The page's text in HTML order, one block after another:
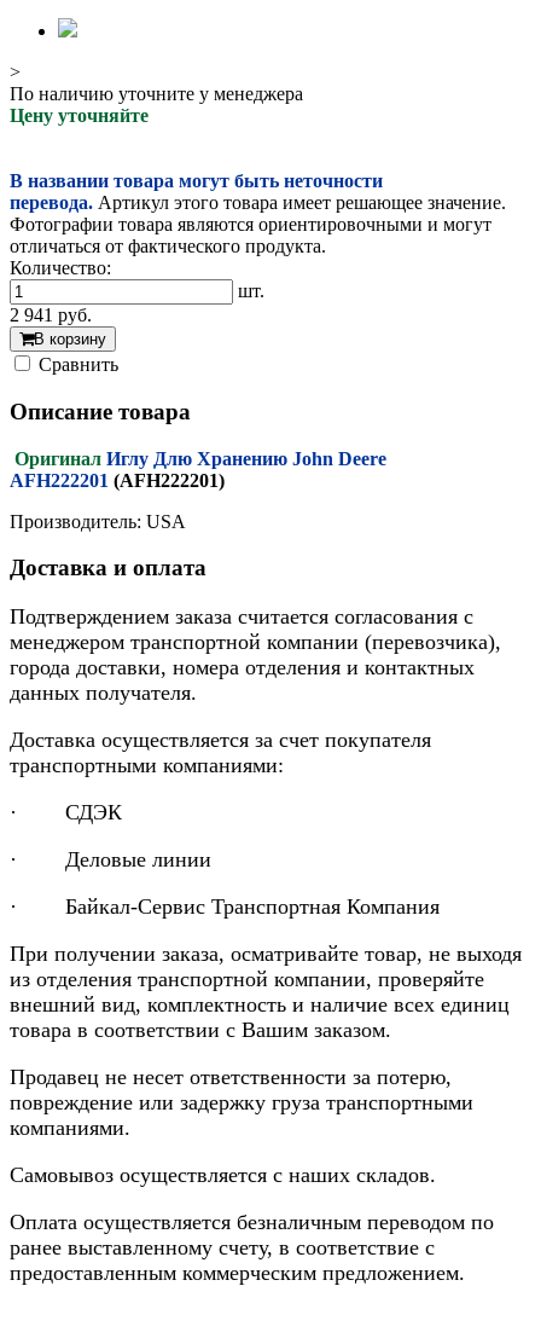
>
По наличию уточните у менеджера
Цену уточняйте
В названии товара могут быть неточности
перевода. Артикул этого товара имеет решающее значение.
Фотографии товара являются ориентировочными и могут
отличаться от фактического продукта.
Количество:
шт.
2 941 руб.
В корзину
Cравнить
Описание товара
Оригинал Иглу Длю Хранению John Deere
AFH222201 (AFH222201)
Производитель: USA
Доставка и оплата
Подтверждением заказа считается согласования с
менеджером транспортной компании (перевозчика),
города доставки, номера отделения и контактных
данных получателя.
Доставка осуществляется за счет покупателя
транспортными компаниями:
· СДЭК
· Деловые линии
· Байкал-Сервис Транспортная Компания
При получении заказа, осматривайте товар, не выходя
из отделения транспортной компании, проверяйте
внешний вид, комплектность и наличие всех единиц
товара в соответствии с Вашим заказом.
Продавец не несет ответственности за потерю,
повреждение или задержку груза транспортными
компаниями.
Самовывоз осуществляется с наших складов.
Оплата осуществляется безналичным переводом по
ранее выставленному счету, в соответствие с
предоставленным коммерческим предложением.